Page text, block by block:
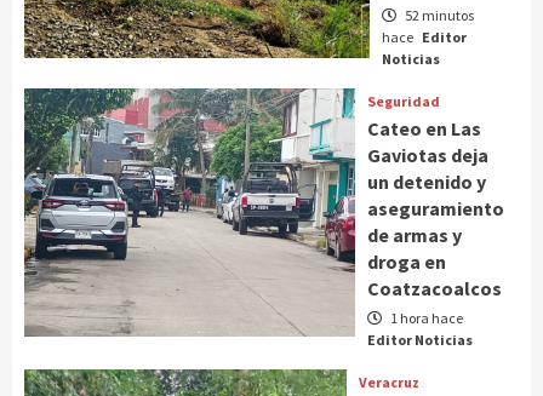
52 minutos
hace Editor
Noticias
Seguridad
Cateo en Las
Gaviotas deja
un detenido y
aseguramiento
de armas y
droga en
Coatzacoalcos
1 hora hace
Editor Noticias
Veracruz